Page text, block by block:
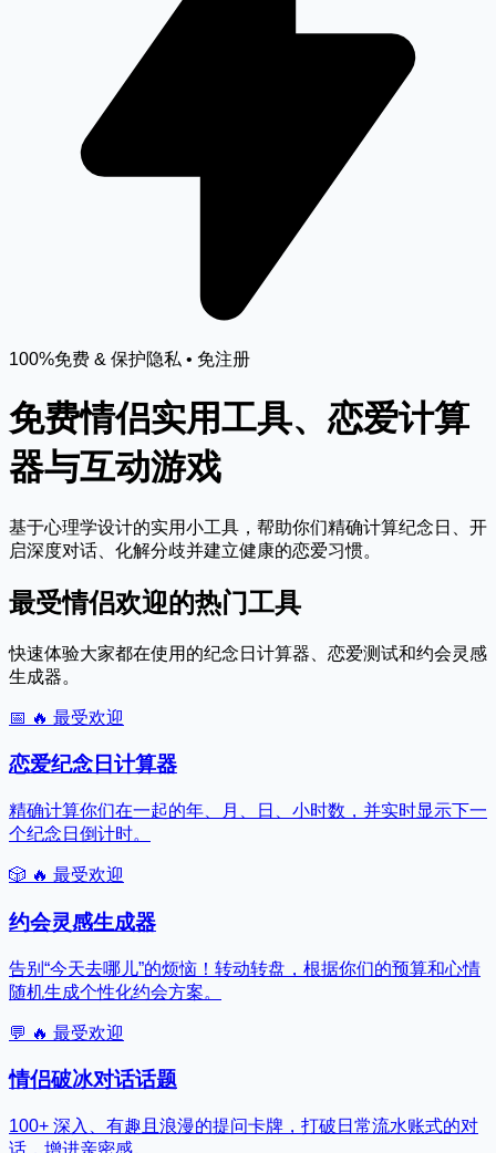
100%免费 & 保护隐私 • 免注册
免费情侣实用工具、恋爱计算
器与互动游戏
基于心理学设计的实用小工具，帮助你们精确计算纪念日、开
启深度对话、化解分歧并建立健康的恋爱习惯。
最受情侣欢迎的热门工具
快速体验大家都在使用的纪念日计算器、恋爱测试和约会灵感
生成器。
📅 🔥 最受欢迎
恋爱纪念日计算器
精确计算你们在一起的年、月、日、小时数，并实时显示下一
个纪念日倒计时。
🎲 🔥 最受欢迎
约会灵感生成器
告别“今天去哪儿”的烦恼！转动转盘，根据你们的预算和心情
随机生成个性化约会方案。
💬 🔥 最受欢迎
情侣破冰对话话题
100+ 深入、有趣且浪漫的提问卡牌，打破日常流水账式的对
话，增进亲密感。